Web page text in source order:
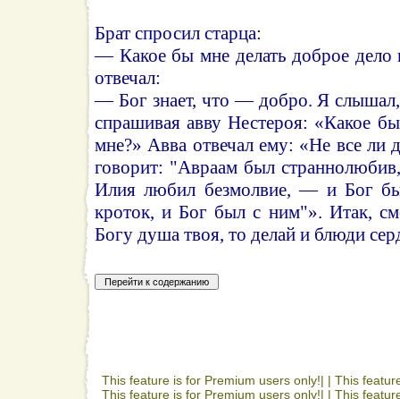
Брат спросил старца:
— Какое бы мне делать доброе
отвечал:
— Бог знает, что — добро. Я слышал,
спрашивая авву Нестероя: «Какое
мне?» Авва отвечал ему: «Не все ли
говорит: "Авраам был
Илия любил безмолвие, — и Бог
кроток, и Бог был с ним"». Итак,
Богу душа твоя, то делай и блюди
This feature is for Premium users only!| | This
This feature is for Premium users only!| | This